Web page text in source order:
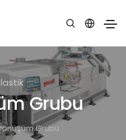
Grubu
Grubu